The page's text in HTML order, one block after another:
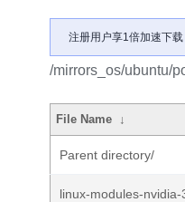
注册用户享1倍加速下载
/mirrors_os/ubuntu/
File Name ↓
Parent directory/
linux-modules-